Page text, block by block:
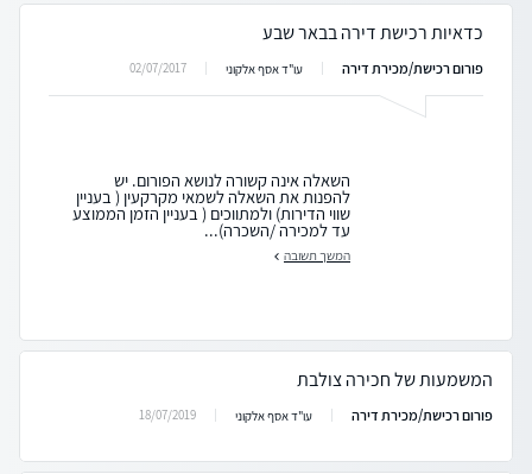
כדאיות רכישת דירה בבאר שבע
פורום רכישת/מכירת דירה עו"ד אסף אלקוני 02/07/2017
השאלה אינה קשורה לנושא הפורום. יש
להפנות את השאלה לשמאי מקרקעין ( בעניין
שווי הדירות) ולמתווכים ( בעניין הזמן הממוצע
עד למכירה /השכרה)...
המשך תשובה
המשמעות של חכירה צולבת
פורום רכישת/מכירת דירה עו"ד אסף אלקוני 18/07/2019